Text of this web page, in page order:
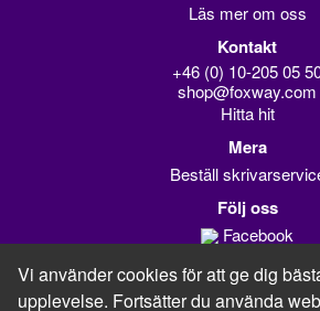
Vi använder cookies för att ge dig
upplevelse. Fortsätter du använda
Läs mer om oss
Kontakt
+46 (0) 10-205 05
shop@foxway.com
Hitta hit
Mera
Beställ
Följ oss
Facebook